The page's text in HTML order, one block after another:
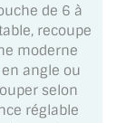
de 6 à
recoupe
moderne
angle ou
selon
réglable